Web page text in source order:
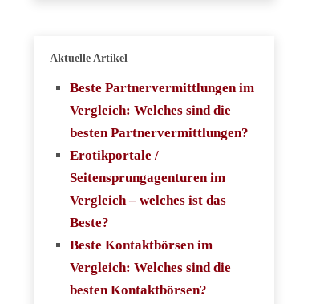
Aktuelle Artikel
Beste Partnervermittlungen im
Vergleich: Welches sind die
besten Partnervermittlungen?
Erotikportale /
Seitensprungagenturen im
Vergleich – welches ist das
Beste?
Beste Kontaktbörsen im
Vergleich: Welches sind die
besten Kontaktbörsen?